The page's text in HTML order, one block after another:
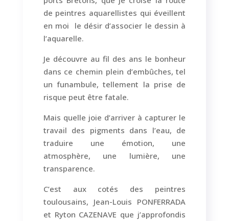
de peintres aquarellistes qui éveillent
en moi
le désir d’associer le dessin à
l’aquarelle.
Je découvre au fil des ans le bonheur
dans ce chemin plein d’embûches, tel
un funambule, tellement la prise de
risque peut être fatale.
Mais quelle joie d’arriver à capturer le
travail des pigments dans l’eau, de
traduire une émotion, une
atmosphère, une lumière, une
transparence.
C’est aux cotés des peintres
toulousains, Jean-Louis PONFERRADA
et Ryton CAZENAVE que j’approfondis